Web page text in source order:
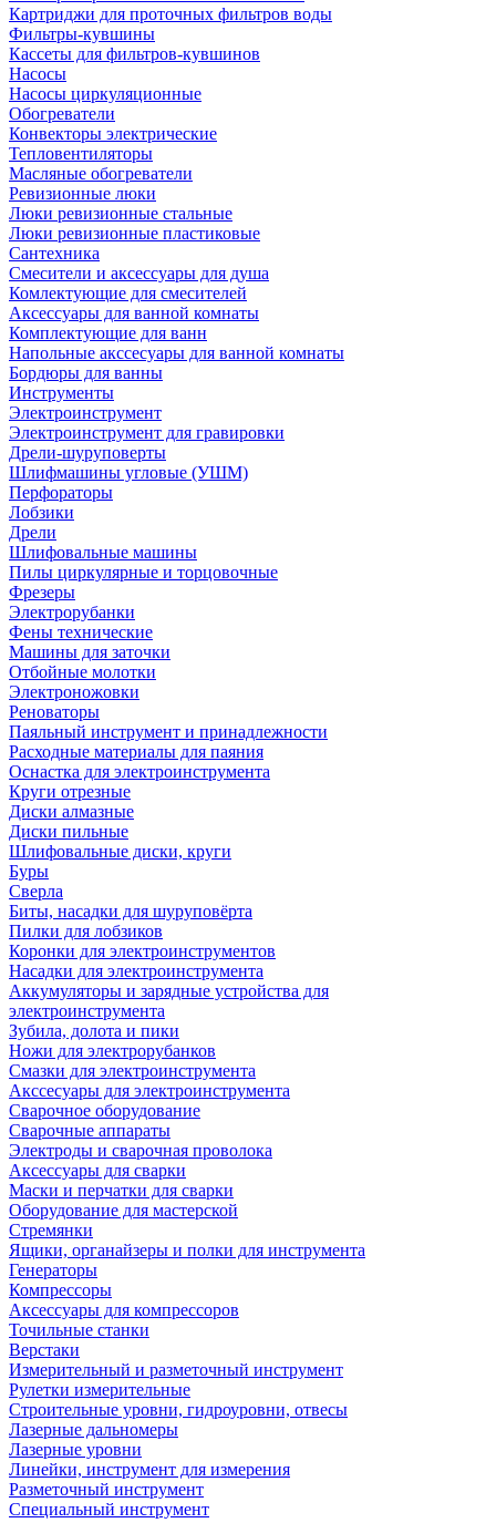
Картриджи для проточных фильтров воды
Фильтры-кувшины
Кассеты для фильтров-кувшинов
Насосы
Насосы циркуляционные
Обогреватели
Конвекторы электрические
Тепловентиляторы
Масляные обогреватели
Ревизионные люки
Люки ревизионные стальные
Люки ревизионные пластиковые
Сантехника
Смесители и аксессуары для душа
Комлектующие для смесителей
Аксессуары для ванной комнаты
Комплектующие для ванн
Напольные акссесуары для ванной комнаты
Бордюры для ванны
Инструменты
Электроинструмент
Электроинструмент для гравировки
Дрели-шуруповерты
Шлифмашины угловые (УШМ)
Перфораторы
Лобзики
Дрели
Шлифовальные машины
Пилы циркулярные и торцовочные
Фрезеры
Электрорубанки
Фены технические
Машины для заточки
Отбойные молотки
Электроножовки
Реноваторы
Паяльный инструмент и принадлежности
Расходные материалы для паяния
Оснастка для электроинструмента
Круги отрезные
Диски алмазные
Диски пильные
Шлифовальные диски, круги
Буры
Сверла
Биты, насадки для шуруповёрта
Пилки для лобзиков
Коронки для электроинструментов
Насадки для электроинструмента
Аккумуляторы и зарядные устройства для
электроинструмента
Зубила, долота и пики
Ножи для электрорубанков
Смазки для электроинструмента
Акссесуары для электроинструмента
Сварочное оборудование
Сварочные аппараты
Электроды и сварочная проволока
Аксессуары для сварки
Маски и перчатки для сварки
Оборудование для мастерской
Стремянки
Ящики, органайзеры и полки для инструмента
Генераторы
Компрессоры
Аксессуары для компрессоров
Точильные станки
Верстаки
Измерительный и разметочный инструмент
Рулетки измерительные
Строительные уровни, гидроуровни, отвесы
Лазерные дальномеры
Лазерные уровни
Линейки, инструмент для измерения
Разметочный инструмент
Специальный инструмент